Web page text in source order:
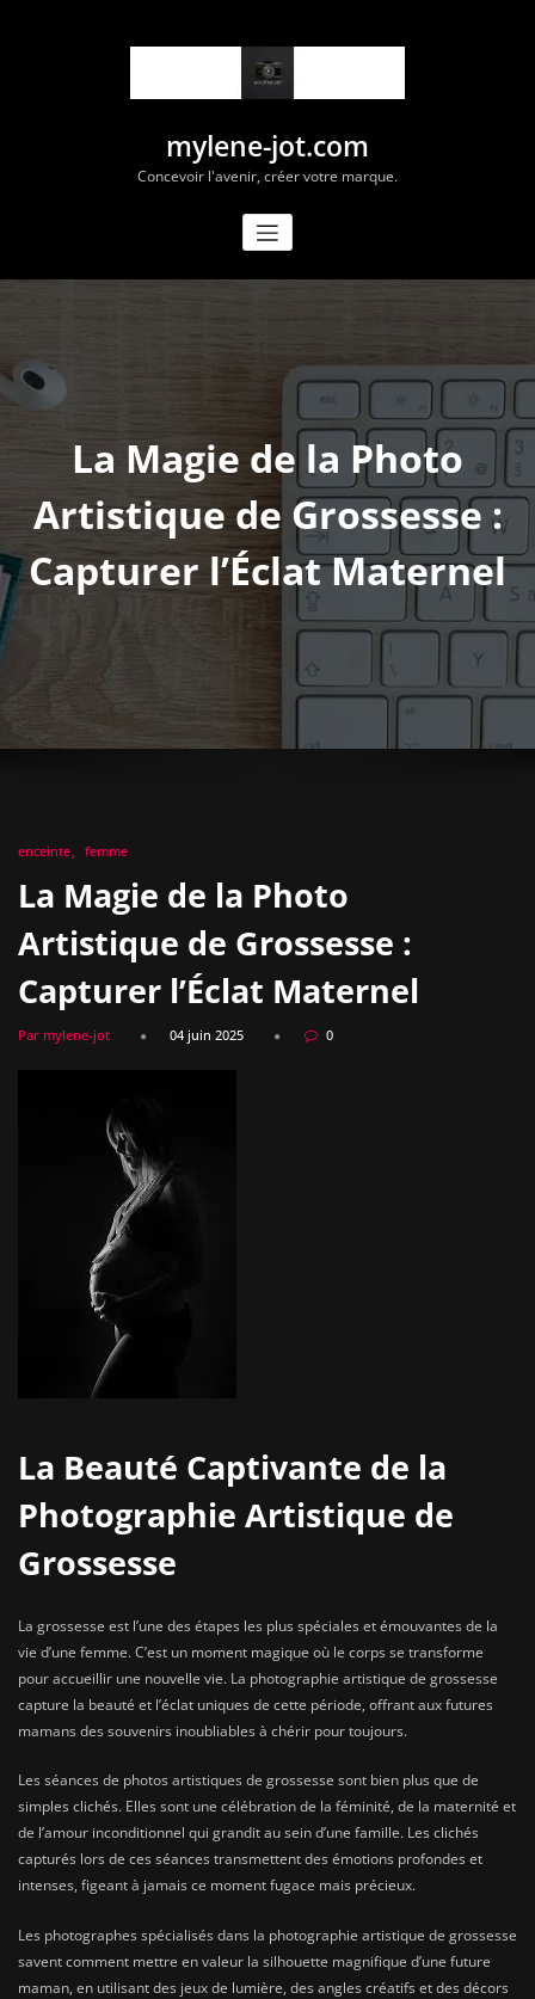
mylene-jot.com
Concevoir l'avenir, créer votre marque.
La Magie de la Photo
Artistique de Grossesse :
Capturer l’Éclat Maternel
enceinte femme
La Magie de la Photo
Artistique de Grossesse :
Capturer l’Éclat Maternel
Par mylene-jot 04 juin 2025 0
La Beauté Captivante de la
Photographie Artistique de
Grossesse
La grossesse est l’une des étapes les plus spéciales et émouvantes de la
vie d’une femme. C’est un moment magique où le corps se transforme
pour accueillir une nouvelle vie. La photographie artistique de grossesse
capture la beauté et l’éclat uniques de cette période, offrant aux futures
mamans des souvenirs inoubliables à chérir pour toujours.
Les séances de photos artistiques de grossesse sont bien plus que de
simples clichés. Elles sont une célébration de la féminité, de la maternité et
de l’amour inconditionnel qui grandit au sein d’une famille. Les clichés
capturés lors de ces séances transmettent des émotions profondes et
intenses, figeant à jamais ce moment fugace mais précieux.
Les photographes spécialisés dans la photographie artistique de grossesse
savent comment mettre en valeur la silhouette magnifique d’une future
maman, en utilisant des jeux de lumière, des angles créatifs et des décors